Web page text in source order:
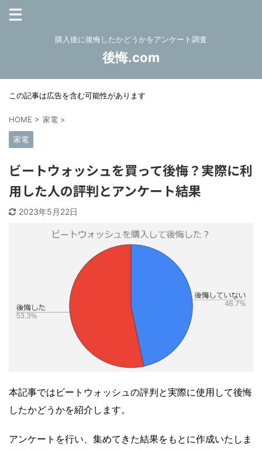
購入後に後悔したかどうかをアンケート調査
後悔.com
この記事は広告を含む可能性があります
HOME > 家電 >
家電
ビートウォッシュを買って後悔？実際に利
用した人の評判とアンケート結果
2023年5月22日
本記事ではビートウォッシュの評判と実際に使用して後悔
したかどうかを紹介します。
アンケートを行い、集めてきた結果をもとに作成いたしま